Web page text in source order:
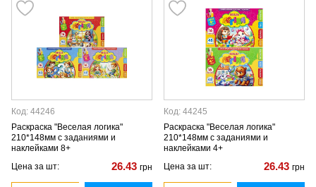
Код: 44246
Раскраска "Веселая логика"
210*148мм с заданиями и
наклейками 8+
Цена за шт:
26.43 грн
Код: 44245
Раскраска "Веселая логика"
210*148мм с заданиями и
наклейками 4+
Цена за шт:
26.43 грн